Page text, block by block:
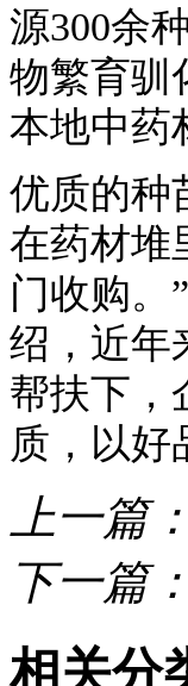
源300余
物繁育驯
本地中药
优质的种
在药材堆
门收购。
绍，近年
帮扶下，
质，以好
上一篇：
下一篇：
相关分